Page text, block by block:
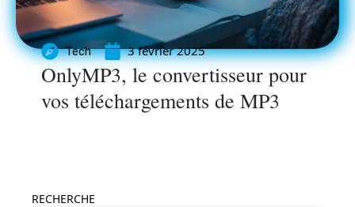
Tech 3 février 2025
OnlyMP3, le convertisseur pour
vos téléchargements de MP3
RECHERCHE